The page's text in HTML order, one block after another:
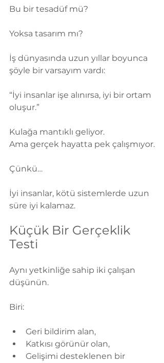
Bu bir tesadüf mü?
Yoksa tasarım mı?
İş dünyasında uzun yıllar boyunca
şöyle bir varsayım vardı:
“İyi insanlar işe alınırsa, iyi bir ortam
oluşur.”
Kulağa mantıklı geliyor.
Ama gerçek hayatta pek çalışmıyor.
Çünkü…
İyi insanlar, kötü sistemlerde uzun
süre iyi kalamaz.
Küçük Bir Gerçeklik
Testi
Aynı yetkinliğe sahip iki çalışan
düşünün.
Biri:
Geri bildirim alan,
Katkısı görünür olan,
Gelişimi desteklenen bir